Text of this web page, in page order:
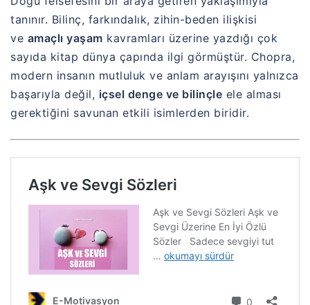
tanınır. Bilinç, farkındalık, zihin-beden ilişkisi
ve amaçlı yaşam kavramları üzerine yazdığı çok
sayıda kitap dünya çapında ilgi görmüştür. Chopra,
modern insanın mutluluk ve anlam arayışını yalnızca
başarıyla değil, içsel denge ve bilinçle ele alması
gerektiğini savunan etkili isimlerden biridir.